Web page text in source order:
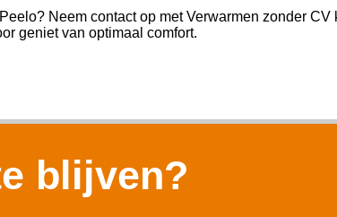
Neem contact op met Verwarmen zonder
geniet van optimaal comfort.
blijven?